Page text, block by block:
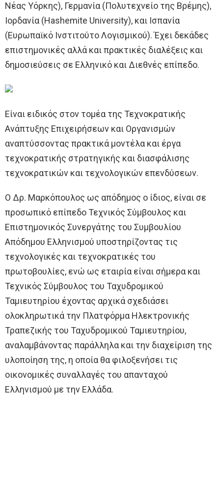
Νέας Υόρκης), Γερμανία (Πολυτεχνείο της Βρέμης),
Ιορδανία (Hashemite University), και Ισπανία
(Ευρωπαϊκό Ινστιτούτο Λογισμικού). Έχει δεκάδες
επιστημονικές αλλά και πρακτικές διαλέξεις και
δημοσιεύσεις σε Ελληνικό και Διεθνές επίπεδο.
Είναι ειδικός στον τομέα της Τεχνοκρατικής
Ανάπτυξης Επιχειρήσεων και Οργανισμών
αναπτύσσοντας πρακτικά μοντέλα και έργα
τεχνοκρατικής στρατηγικής και διασφάλισης
τεχνοκρατικών και τεχνολογικών επενδύσεων.
Ο Δρ. Μαρκόπουλος ως απόδημος ο ίδιος, είναι σε
προσωπικό επίπεδο Τεχνικός Σύμβουλος και
Επιστημονικός Συνεργάτης του Συμβουλίου
Απόδημου Ελληνισμού υποστηρίζοντας τις
τεχνολογικές και τεχνοκρατικές του
πρωτοβουλίες, ενώ ως εταιρία είναι σήμερα και
Τεχνικός Σύμβουλος του Ταχυδρομικού
Ταμιευτηρίου έχοντας αρχικά σχεδιάσει
ολοκληρωτικά την Πλατφόρμα Ηλεκτρονικής
Τραπεζικής του Ταχυδρομικού Ταμιευτηρίου,
αναλαμβάνοντας παράλληλα και την διαχείριση της
υλοποίηση της, η οποία θα φιλοξενήσει τις
οικονομικές συναλλαγές του απανταχού
Ελληνισμού με την Ελλάδα.